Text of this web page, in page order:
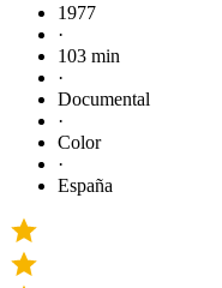
1977
·
103 min
·
Documental
·
Color
·
España